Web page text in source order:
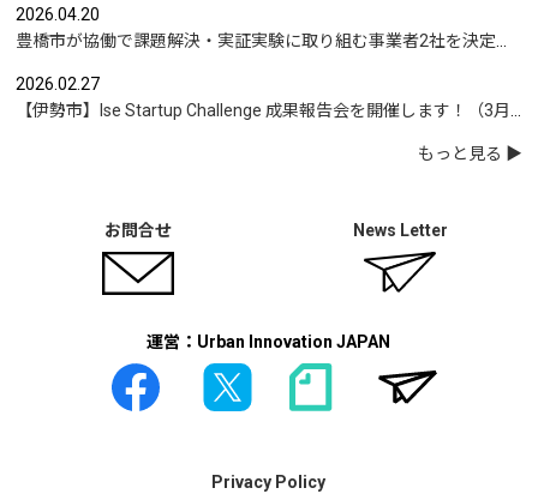
2026.04.20
豊橋市が協働で課題解決・実証実験に取り組む事業者2社を決定｜実証テーマは「地域包括支援センターの業務マニュアル整備」と「給食注文管理のシステム化」
2026.02.27
【伊勢市】Ise Startup Challenge 成果報告会を開催します！（3月19日開催）
もっと見る
お問合せ News Letter
運営：Urban Innovation JAPAN
Privacy Policy